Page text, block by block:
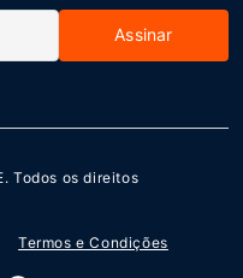
Assinar
. Todos os direitos
Termos e Condições